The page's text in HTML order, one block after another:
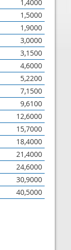
1,4000
1,5000
1,9000
3,0000
3,1500
4,6000
5,2200
7,1500
9,6100
12,6000
15,7000
18,4000
21,4000
24,6000
30,9000
40,5000